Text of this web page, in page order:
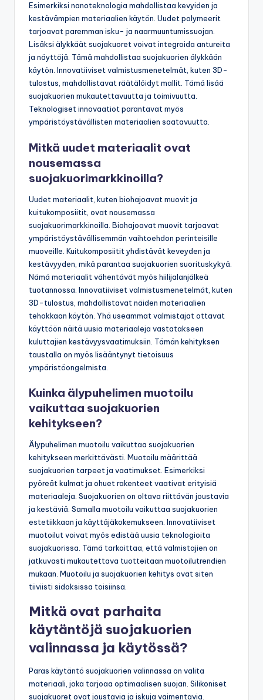
Esimerkiksi nanoteknologia mahdollistaa kevyiden ja
kestävämpien materiaalien käytön. Uudet polymeerit
tarjoavat paremman isku- ja naarmuuntumissuojan.
Lisäksi älykkäät suojakuoret voivat integroida antureita
ja näyttöjä. Tämä mahdollistaa suojakuorien älykkään
käytön. Innovatiiviset valmistusmenetelmät, kuten 3D-
tulostus, mahdollistavat räätälöidyt mallit. Tämä lisää
suojakuorien mukautettavuutta ja toimivuutta.
Teknologiset innovaatiot parantavat myös
ympäristöystävällisten materiaalien saatavuutta.
Mitkä uudet materiaalit ovat
nousemassa
suojakuorimarkkinoilla?
Uudet materiaalit, kuten biohajoavat muovit ja
kuitukomposiitit, ovat nousemassa
suojakuorimarkkinoilla. Biohajoavat muovit tarjoavat
ympäristöystävällisemmän vaihtoehdon perinteisille
muoveille. Kuitukomposiitit yhdistävät keveyden ja
kestävyyden, mikä parantaa suojakuorien suorituskykyä.
Nämä materiaalit vähentävät myös hiilijalanjälkeä
tuotannossa. Innovatiiviset valmistusmenetelmät, kuten
3D-tulostus, mahdollistavat näiden materiaalien
tehokkaan käytön. Yhä useammat valmistajat ottavat
käyttöön näitä uusia materiaaleja vastatakseen
kuluttajien kestävyysvaatimuksiin. Tämän kehityksen
taustalla on myös lisääntynyt tietoisuus
ympäristöongelmista.
Kuinka älypuhelimen muotoilu
vaikuttaa suojakuorien
kehitykseen?
Älypuhelimen muotoilu vaikuttaa suojakuorien
kehitykseen merkittävästi. Muotoilu määrittää
suojakuorien tarpeet ja vaatimukset. Esimerkiksi
pyöreät kulmat ja ohuet rakenteet vaativat erityisiä
materiaaleja. Suojakuorien on oltava riittävän joustavia
ja kestäviä. Samalla muotoilu vaikuttaa suojakuorien
estetiikkaan ja käyttäjäkokemukseen. Innovatiiviset
muotoilut voivat myös edistää uusia teknologioita
suojakuorissa. Tämä tarkoittaa, että valmistajien on
jatkuvasti mukautettava tuotteitaan muotoilutrendien
mukaan. Muotoilu ja suojakuorien kehitys ovat siten
tiiviisti sidoksissa toisiinsa.
Mitkä ovat parhaita
käytäntöjä suojakuorien
valinnassa ja käytössä?
Paras käytäntö suojakuorien valinnassa on valita
materiaali, joka tarjoaa optimaalisen suojan. Silikoniset
suojakuoret ovat joustavia ja iskuja vaimentavia.